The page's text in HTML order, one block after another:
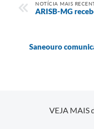
NOTÍCIA MAIS
ARISB-MG
Saneouro
VEJA MAIS